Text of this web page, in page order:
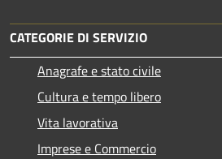
CATEGORIE DI SERVIZIO
Anagrafe e stato civile
Cultura e tempo libero
Vita lavorativa
Imprese e Commercio